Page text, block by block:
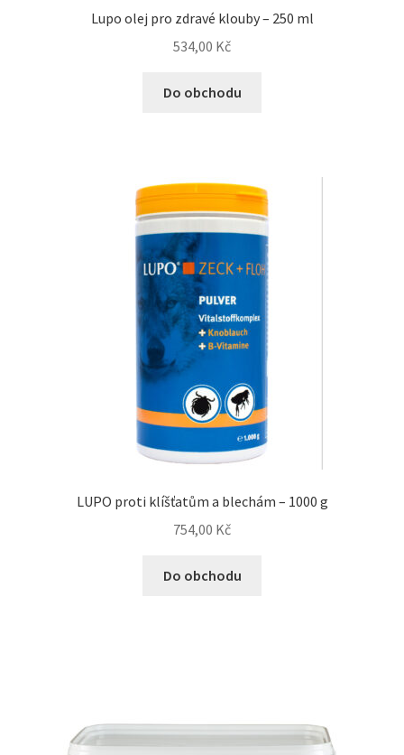
Lupo olej pro zdravé klouby – 250 ml
534,00 Kč
Do obchodu
LUPO proti klíšťatům a blechám – 1000 g
754,00 Kč
Do obchodu